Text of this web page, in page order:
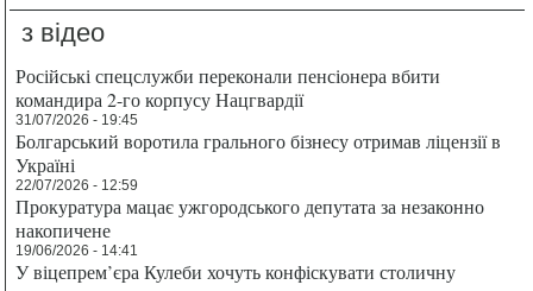
з відео
Російські спецслужби переконали пенсіонера вбити
командира 2-го корпусу Нацгвардії
31/07/2026 - 19:45
Болгарський воротила грального бізнесу отримав ліцензії в
Україні
22/07/2026 - 12:59
Прокуратура мацає ужгородського депутата за незаконно
накопичене
19/06/2026 - 14:41
У віцепрем’єра Кулеби хочуть конфіскувати столичну